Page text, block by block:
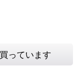
っています